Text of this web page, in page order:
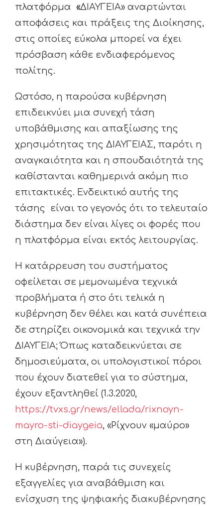
πλατφόρμα «ΔΙΑΥΓΕΙΑ» αναρτώνται
αποφάσεις και πράξεις της Διοίκησης,
στις οποίες εύκολα μπορεί να έχει
πρόσβαση κάθε ενδιαφερόμενος
πολίτης.
Ωστόσο, η παρούσα κυβέρνηση
επιδεικνύει μια συνεχή τάση
υποβάθμισης και απαξίωσης της
χρησιμότητας της ΔΙΑΥΓΕΙΑΣ, παρότι η
αναγκαιότητα και η σπουδαιότητά της
καθίστανται καθημερινά ακόμη πιο
επιτακτικές. Ενδεικτικό αυτής της
τάσης είναι το γεγονός ότι το τελευταίο
διάστημα δεν είναι λίγες οι φορές που
η πλατφόρμα είναι εκτός λειτουργίας.
Η κατάρρευση του συστήματος
οφείλεται σε μεμονωμένα τεχνικά
προβλήματα ή στο ότι τελικά η
κυβέρνηση δεν θέλει και κατά συνέπεια
δε στηρίζει οικονομικά και τεχνικά την
ΔΙΑΥΓΕΙΑ; Όπως καταδεικνύεται σε
δημοσιεύματα, οι υπολογιστικοί πόροι
που έχουν διατεθεί για το σύστημα,
έχουν εξαντληθεί (1.3.2020,
https://tvxs.gr/news/ellada/rixnoyn-
mayro-sti-diaygeia, «Ρίχνουν «μαύρο»
στη Διαύγεια»).
Η κυβέρνηση, παρά τις συνεχείς
εξαγγελίες για αναβάθμιση και
ενίσχυση της ψηφιακής διακυβέρνησης